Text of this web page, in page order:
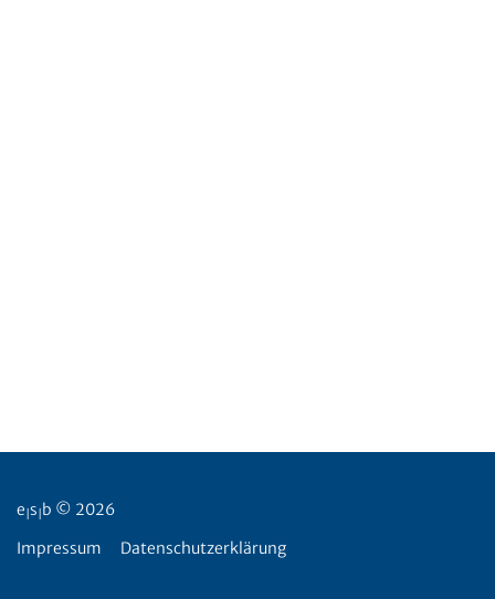
e s b © 2026
Impressum
Datenschutzerklärung